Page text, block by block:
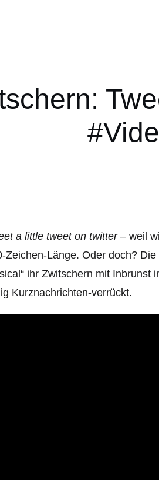
a little tweet on twitter– weil
Zeichen-Länge. Oder doch?
ihr Zwitschern mit Inbrunst
Kurznachrichten-verrückt.